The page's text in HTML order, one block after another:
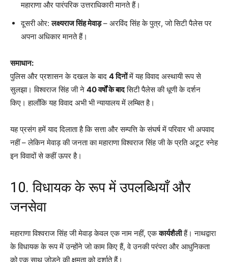
महाराणा और पारंपरिक उत्तराधिकारी मानते हैं।
दूसरी ओर:लक्ष्यराज सिंह मेवाड़– अरविंद सिंह के पुत्र, जो सिटी पैलेस पर
अपना अधिकार मानते हैं।
समाधान:
पुलिस और प्रशासन के दखल के बाद 4 दिनोंमें यह विवाद अस्थायी रूप से
सुलझा। विश्वराज सिंह जी ने 40 वर्षों के बादसिटी पैलेस की धूणी के दर्शन
किए। हालाँकि यह विवाद अभी भी न्यायालय में लम्बित है।
यह प्रसंग हमें याद दिलाता है कि सत्ता और सम्पत्ति के संघर्ष में परिवार भी अपवाद
नहीं – लेकिन मेवाड़ की जनता का महाराणा विश्वराज सिंह जी के प्रति अटूट स्नेह
इन विवादों से कहीं ऊपर है।
10. विधायक के रूप में उपलब्धियाँ और
जनसेवा
महाराणा विश्वराज सिंह जी मेवाड़ केवल एक नाम नहीं, एककार्यशैलीहैं। नाथद्वारा
के विधायक के रूप में उन्होंने जो काम किए हैं, वे उनकी परंपरा और आधुनिकता
को एक साथ जोड़ने की क्षमता को दर्शाते हैं।